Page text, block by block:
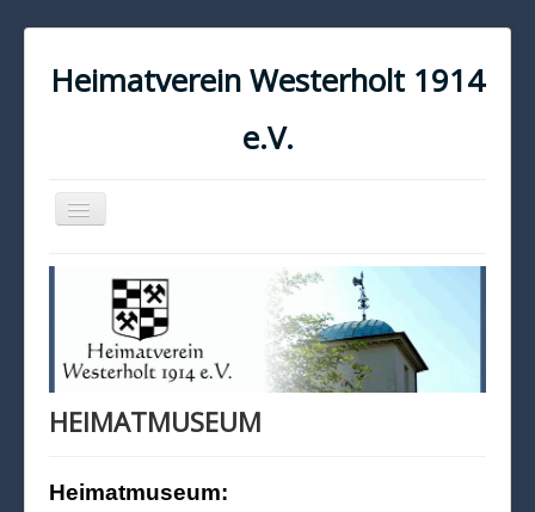
Heimatverein Westerholt 1914
e.V.
Navigation
an/aus
KONTAKT
IMPRESSUM
DATENSCHUTZ
HEIMATMUSEUM
Heimatmuseum: